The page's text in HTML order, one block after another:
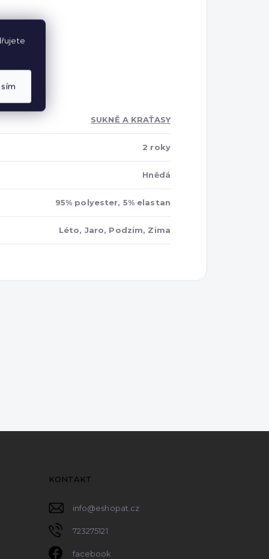
SUKNĚ A KRAŤASY
2 roky
Hnědá
95% polyester, 5% elastan
Léto, Jaro, Podzim, Zima
KONTAKT
info@eshopat.cz
723275121
facebook